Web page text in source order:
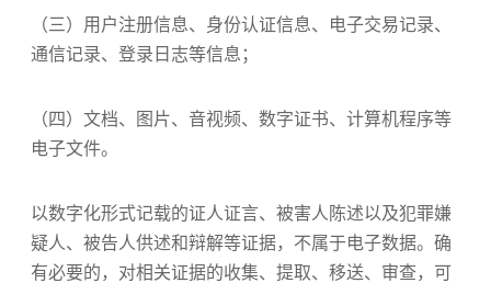
（三）用户注册信息、身份认证信息、电子交易记录、
通信记录、登录日志等信息；
（四）文档、图片、音视频、数字证书、计算机程序等
电子文件。
以数字化形式记载的证人证言、被害人陈述以及犯罪嫌
疑人、被告人供述和辩解等证据，不属于电子数据。确
有必要的，对相关证据的收集、提取、移送、审查，可